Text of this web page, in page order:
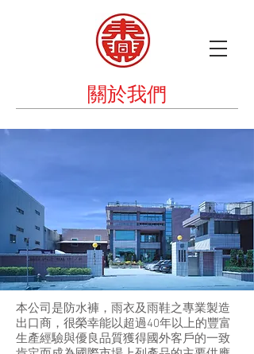
本公司是防水褲，雨衣及雨鞋之專業製造
出口商，很榮幸能以超過40年以上的豐富
生產經驗與優良品質獲得國外客戶的一致
關於我們